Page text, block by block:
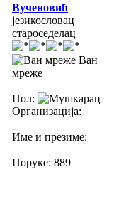
Вученовић
језикословац
староседелац
Ван
мреже
Пол:
Организација:
Име и презиме:
Поруке: 889